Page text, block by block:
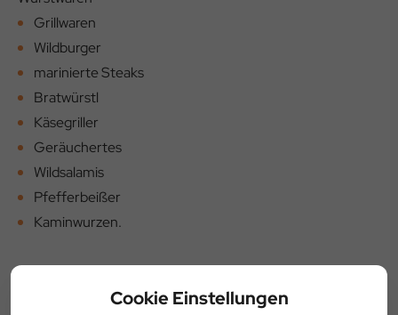
Cookie Einstellungen
Grillwaren
Wildburger
marinierte Steaks
Bratwürstl
Käsegriller
Geräuchertes
Wildsalamis
Pfefferbeißer
Kaminwurzen.
Mittwoch: 9-12 Uhr